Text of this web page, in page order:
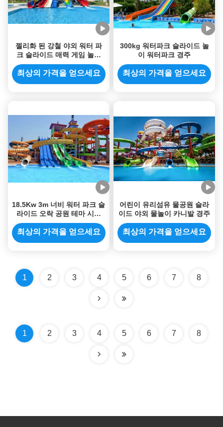
젤리화 된 강철 야외 워터 파
크 슬라이드 매력 게임 놀이
장비 어린이
최상의 가격을 얻으세요
300kg 워터파크 슬라이드 놀
이 워터파크 경주
최상의 가격을 얻으세요
18.5Kw 3m 너비 워터 파크 슬
라이드 오락 공원 테마 시설
게임
최상의 가격을 얻으세요
어린이 유리섬유 물공원 슬라
이드 야외 물놀이 카니발 경주
최상의 가격을 얻으세요
1 2 3 4 5 6 7 8
1 2 3 4 5 6 7 8